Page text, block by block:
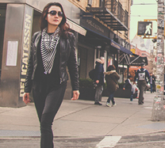
할 수 있을까?
취득 방법
이첼의 심플 라이프